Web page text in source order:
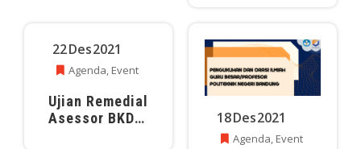
Des
22 2021
Agenda, Event
Ujian Remedial
Asessor BKD
Des
18 2021
Agenda, Event